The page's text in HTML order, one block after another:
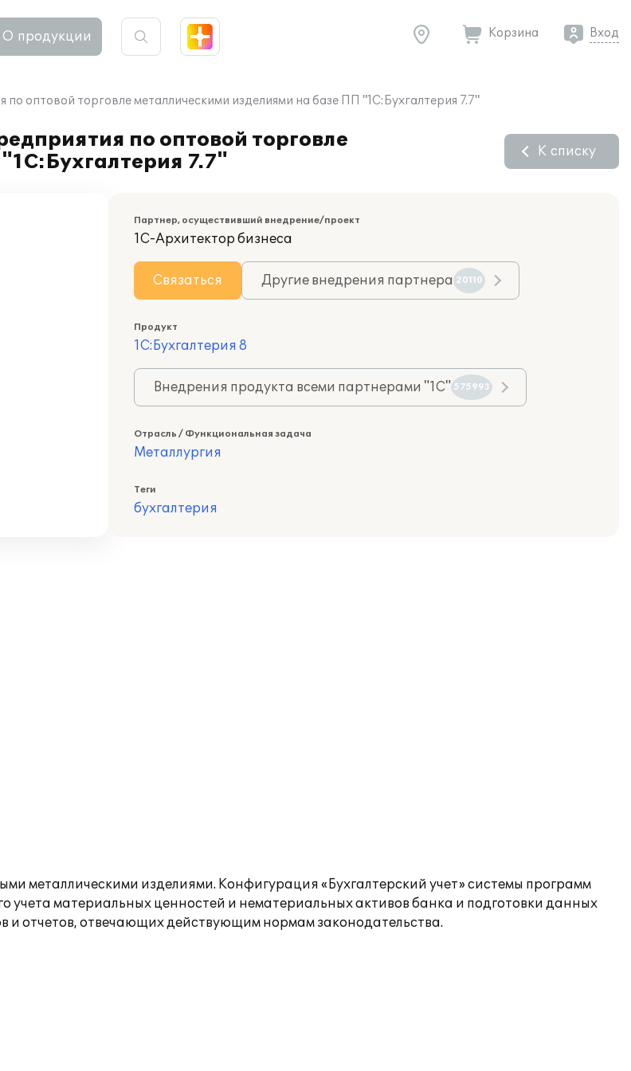
О продукции Корзина Вход
по оптовой торговле металлическими изделиями на базе ПП "1С:Бухгалтерия 7.7"
по оптовой торговле
7.7"
К списку
Партнер, осуществивший внедрение/проект
1С-Архитектор бизнеса
Связаться Другие внедрения партнера 20110
Продукт
1С:Бухгалтерия 8
Внедрения продукта всеми партнерами "1С" 575993
Отрасль / Функциональная задача
Металлургия
Теги
бухгалтерия
металлическими изделиями. Конфигурация «Бухгалтерский учет» системы программ
учета материальных ценностей и нематериальных активов банка и подготовки данных
и отчетов, отвечающих действующим нормам законодательства.